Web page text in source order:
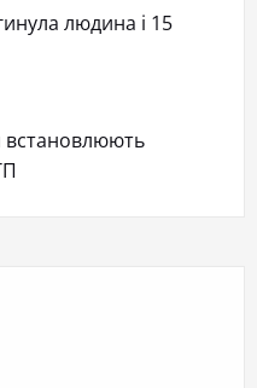
людина і 15
встановлюють